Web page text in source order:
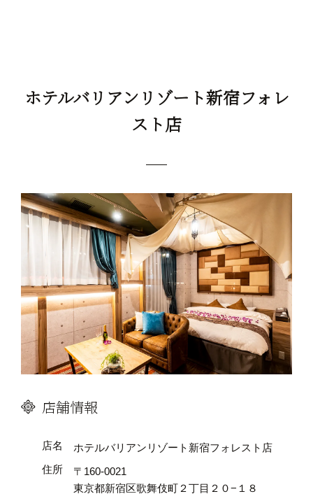
ホテルバリアンリゾート新宿フォレ
スト店
店舗情報
店名
ホテルバリアンリゾート新宿フォレスト店
住所
〒160-0021
東京都新宿区歌舞伎町２丁目２０−１８